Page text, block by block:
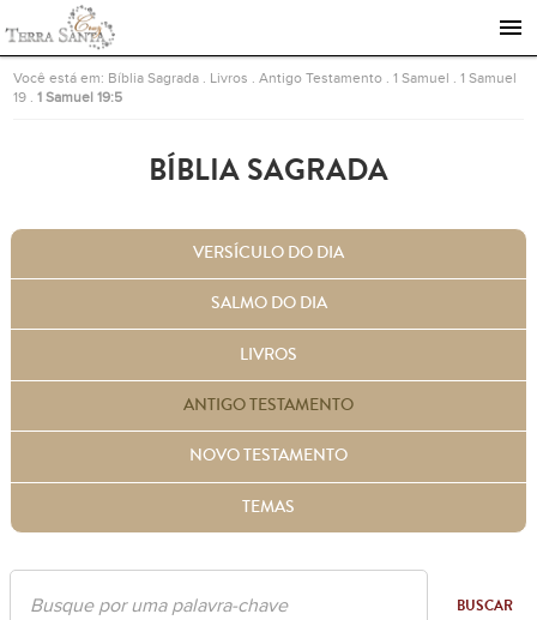
Ir para a página inicial
Você está em: Bíblia Sagrada Livros .Antigo Testamento .1 Samuel .1 Samuel
19 .1 Samuel 19:5
BÍBLIA SAGRADA
VERSÍCULO DO DIA
SALMO DO DIA
LIVROS
ANTIGO TESTAMENTO
NOVO TESTAMENTO
TEMAS
BUSCAR